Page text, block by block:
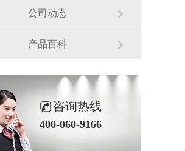
公司动态
产品百科
咨询热线
400-060-9166